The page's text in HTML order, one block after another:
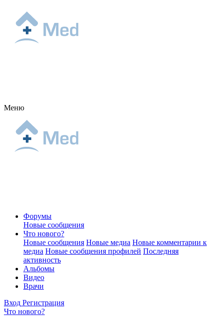
Меню
Форумы
Новые сообщения
Что нового?
Новые сообщения Новые медиа Новые комментарии к
медиа Новые сообщения профилей Последняя
активность
Альбомы
Видео
Врачи
Вход Регистрация
Что нового?